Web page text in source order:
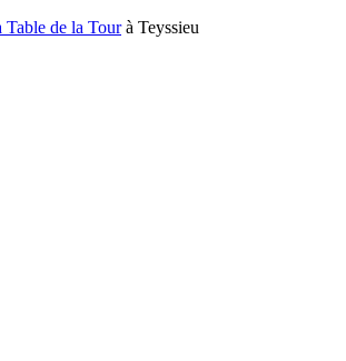
Table de la Tourà Teyssieu